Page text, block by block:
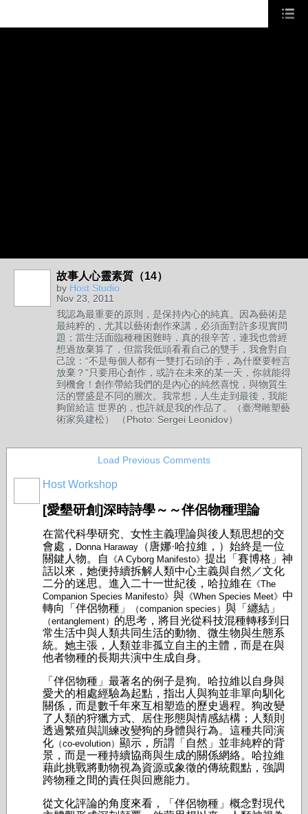
故事人心靈素質（14）
by Host Studio
Nov 23, 2011
我認為最重要的原則，是保持內心的純真。因為藝術是
最純粹的，尤其以藝術創作來講，必須面對許多現實問
題；當生活面臨種種困難時，真的很辛苦，連我也曾經
想過放棄算了，但當我低頭看看自己的雙手，我會對自
己說：“不是每個人都有一雙打石頭的手，為什麼要輕言
放棄？”只要用心創作，或許在未來的某一天，你就能得
到機會！創作帶給我們的是內心的純然喜悅，與物質生
活的豐盛是不同的層次。我常想，人生走到最後，我能
夠留給這 世界的，也許就是我的作品了。（臺灣雕塑藝
術家吳建松） （Photo: Sergei Leonidov）
Load Previous Comments
Host Workshop
[愛墾研創]深時詩學～～伴侶物種理論
在當代科學研究、女性主義理論與後人類思想的交
會處， Donna Haraway （唐娜·哈拉維，）始終是一位
關鍵人物。自 《A Cyborg Manifesto》 提出「賽博格」神
話以來，她便持續拆解人類中心主義與自然／文化
二分的迷思。進入二十一世紀後，哈拉維在 《The
Companion Species Manifesto》 與 《When Species Meet》 中
轉向「伴侶物種」
（companion species） 與「纏結」
（entanglement） 的思考，將目光從科技混種轉移到日
常生活中與人類共同生活的動物、微生物與生態系
統。她主張，人類並非孤立自主的主體，而是在與
他者物種的長期共演中生成自身。
「伴侶物種」最著名的例子是狗。哈拉維以自身與
愛犬的相處經驗為起點，指出人與狗並非單向馴化
關係，而是數千年來互相塑造的歷史過程。狗改變
了人類的狩獵方式、居住形態與情感結構；人類則
透過繁殖與訓練改變狗的身體與行為。這種共同演
化 （co-evolution） 顯示，所謂「自然」並非純粹的背
景，而是一種持續協商與生成的關係網絡。哈拉維
藉此挑戰將動物視為資源或象徵的傳統觀點，強調
跨物種之間的責任與回應能力。
從文化評論的角度來看，「伴侶物種」概念對現代